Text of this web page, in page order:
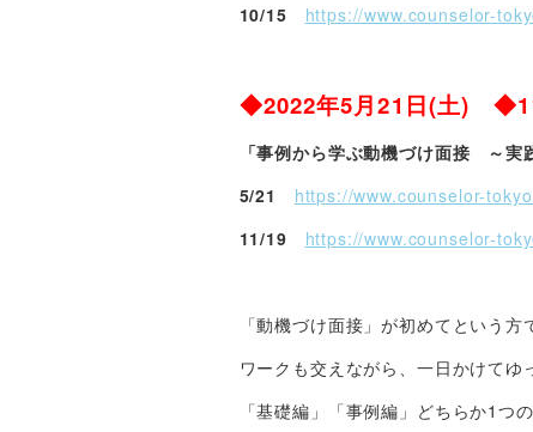
10/15 https://www.counselor-
◆2022年5月21日(土)
「事例から学ぶ動機づけ面接 ～実
5/21 https://www.counselor-
11/19
https://www.counselor-
「動機づけ面接」が初めてという方
ワークも交えながら、一日かけてゆ
「基礎編」「事例編」どちらか1つ